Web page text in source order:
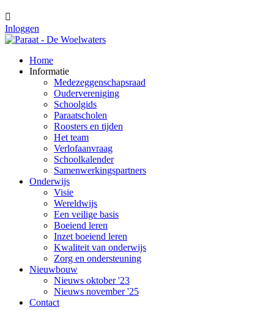

Inloggen
Home
Informatie
Medezeggenschapsraad
Oudervereniging
Schoolgids
Paraatscholen
Roosters en tijden
Het team
Verlofaanvraag
Schoolkalender
Samenwerkingspartners
Onderwijs
Visie
Wereldwijs
Een veilige basis
Boeiend leren
Inzet boeiend leren
Kwaliteit van onderwijs
Zorg en ondersteuning
Nieuwbouw
Nieuws oktober '23
Nieuws november '25
Contact